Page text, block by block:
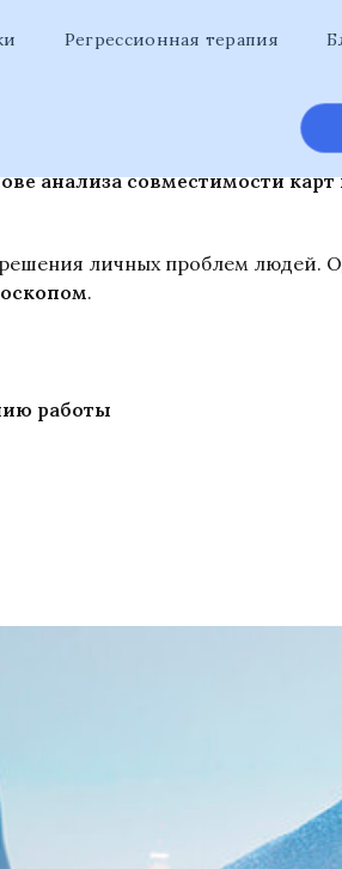
Регрессионная терапия
сотрудников, более
анализа совместимости
личных проблем людей.
.
работы